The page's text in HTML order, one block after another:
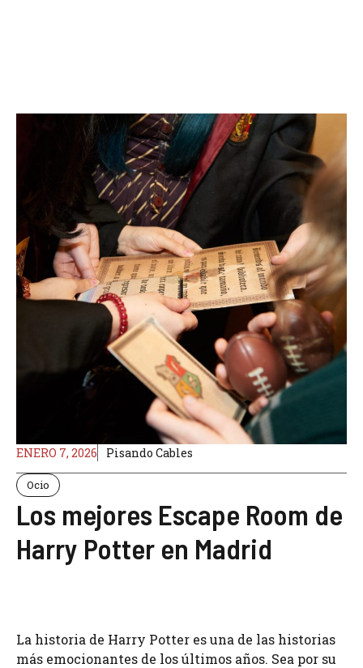
ENERO 7, 2026 Pisando Cables
Ocio
Los mejores Escape Room de
Harry Potter en Madrid
La historia de Harry Potter es una de las historias
más emocionantes de los últimos años. Sea por su